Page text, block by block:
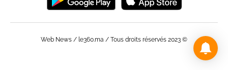
© Web News / le360.ma / Tous droits réservés 2023